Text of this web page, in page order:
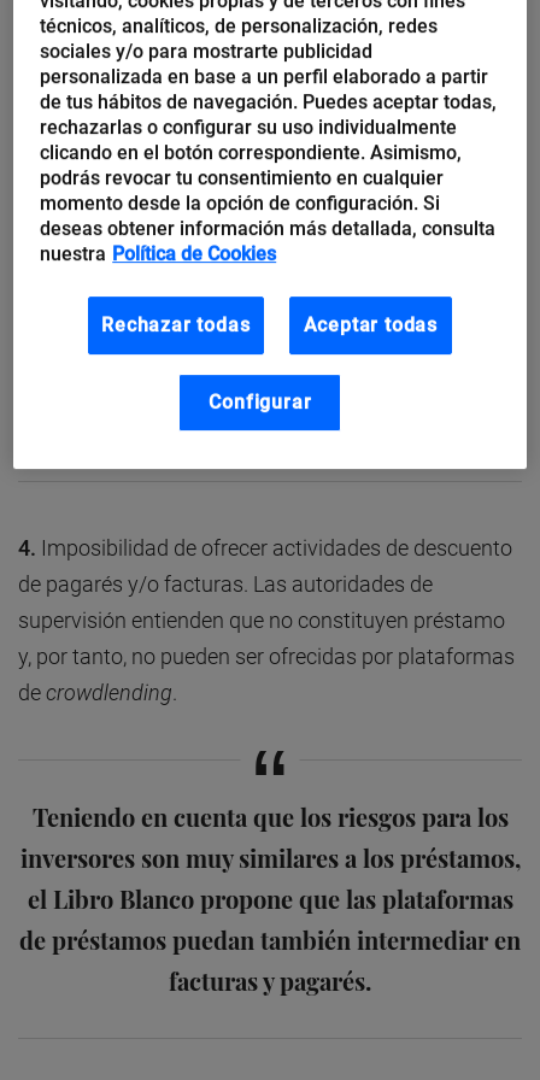
inversores y promotores que estén establecidos fuera
de España accedan a los servicios ofrecidos por
plataformas establecida en territorio nacional.
Se solicita la revisión del ámbito territorial de
aplicación de la Ley, de tal modo que se
establezca un régimen de los servicios de las
plataformas españolas en el exterior
simétrico al de las plataformas extranjeras en
España.
4. Imposibilidad de ofrecer actividades de descuento
de pagarés y/o facturas. Las autoridades de
supervisión entienden que no constituyen préstamo
y, por tanto, no pueden ser ofrecidas por plataformas
decrowdlending
Teniendo en cuenta que los riesgos para los
inversores son muy similares a los préstamos,
el Libro Blanco propone que las plataformas
de préstamos puedan también intermediar en
facturas y pagarés.
técnicos, analíticos, de personalización, redes
sociales y/o para mostrarte publicidad
personalizada en base a un perfil elaborado a partir
de tus hábitos de navegación. Puedes aceptar todas,
rechazarlas o configurar su uso individualmente
clicando en el botón correspondiente. Asimismo,
podrás revocar tu consentimiento en cualquier
momento desde la opción de configuración. Si
deseas obtener información más detallada, consulta
nuestra Política de Cookies
Rechazar todas Aceptar todas
Configurar